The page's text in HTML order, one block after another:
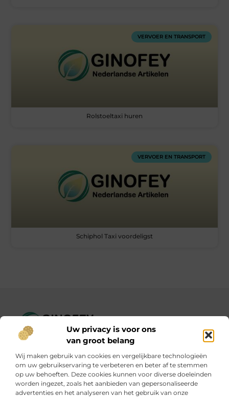
Uw privacy is voor ons
van groot belang
Wij maken gebruik van cookies en vergelijkbare technologieën
om uw gebruikservaring te verbeteren en beter af te stemmen
op uw behoeften. Deze cookies kunnen voor diverse doeleinden
worden ingezet, zoals het aanbieden van gepersonaliseerde
advertenties en het analyseren van het gebruik van onze
VERVOER EN TRANSPORT
Rolstoeltaxi huren
VERVOER EN TRANSPORT
Schiphol Taxi voordeligst
Ginofey.nl – Van alledaags tot bijzonder, altijd iets te lezen!
Wij verzamelen blogs en artikelen over een grote
verscheidenheid aan onderwerpen, die alles uit het dagelijks
leven bestrijken.